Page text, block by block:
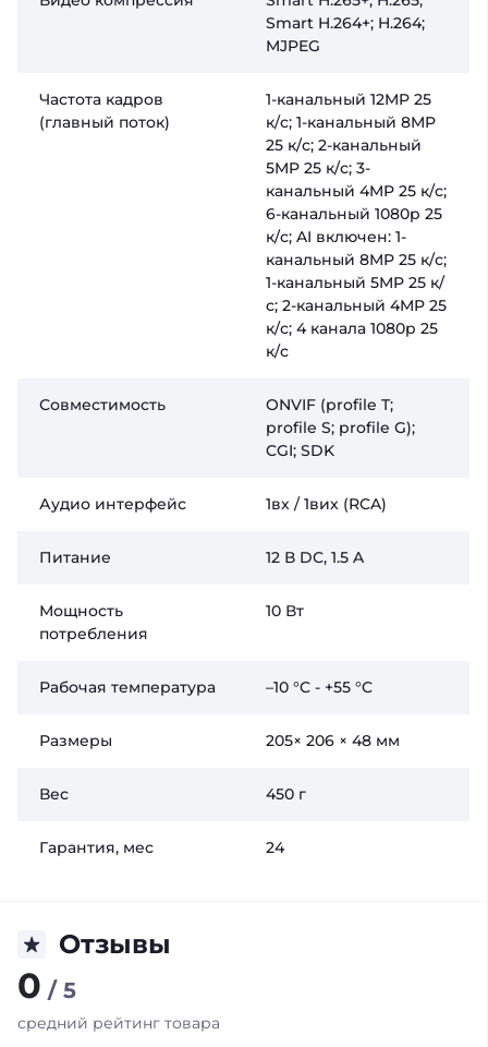
Smart H.264+; H.264;
MJPEG
Частота кадров
(главный поток)
1-канальный 12MP 25
к/с; 1-канальный 8MP
25 к/с; 2-канальный
5MP 25 к/с; 3-
канальный 4MP 25 к/с;
6-канальный 1080p 25
к/с; AI включен: 1-
канальный 8MP 25 к/с;
1-канальный 5MP 25 к/
с; 2-канальный 4MP 25
к/с; 4 канала 1080p 25
к/с
Совместимость
ONVIF (profile T;
profile S; profile G);
CGI; SDK
Аудио интерфейс 1вх / 1вих (RCA)
Питание 12 В DC, 1.5 A
Мощность
потребления
10 Вт
Рабочая температура –10 °C - +55 °C
Размеры 205× 206 × 48 мм
Вес 450 г
Гарантия, мес 24
Отзывы
0 / 5
средний рейтинг товара